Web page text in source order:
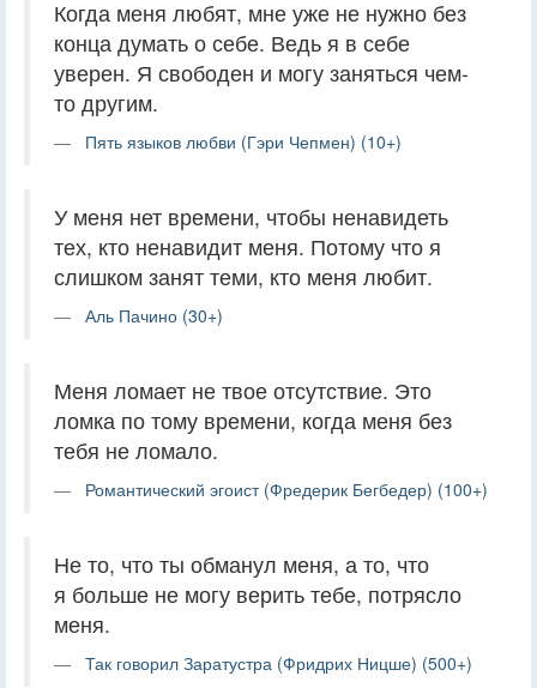
Когда меня любят, мне уже не нужно без
конца думать о себе. Ведь я в себе
уверен. Я свободен и могу заняться чем-
то другим.
Пять языков любви (Гэри Чепмен) (10+)
У меня нет времени, чтобы ненавидеть
тех, кто ненавидит меня. Потому что я
слишком занят теми, кто меня любит.
Аль Пачино (30+)
Меня ломает не твое отсутствие. Это
ломка по тому времени, когда меня без
тебя не ломало.
Романтический эгоист (Фредерик Бегбедер) (100+)
Не то, что ты обманул меня, а то, что
я больше не могу верить тебе, потрясло
меня.
Так говорил Заратустра (Фридрих Ницше) (500+)